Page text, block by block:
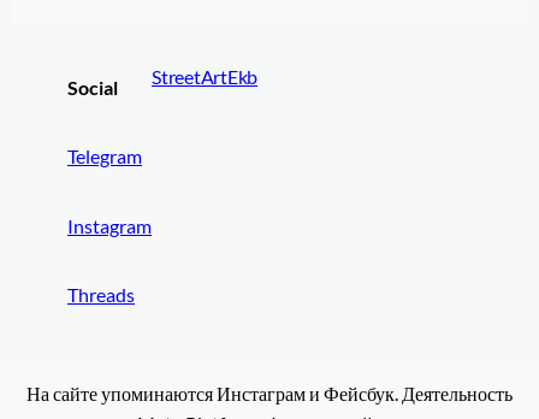
Social
Telegram
Instagram
Threads
StreetArtEkb
На сайте упоминаются Инстаграм и Фейсбук. Деятельность